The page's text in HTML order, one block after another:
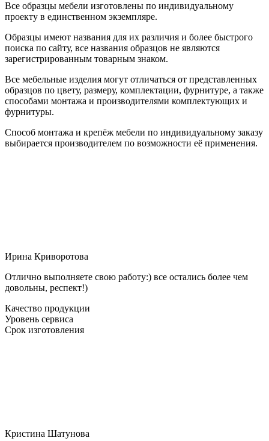
Все образцы мебели изготовлены по индивидуальному
проекту в единственном экземпляре.
Образцы имеют названия для их различия и более быстрого
поиска по сайту, все названия образцов не являются
зарегистрированным товарным знаком.
Все мебельные изделия могут отличаться от представленных
образцов по цвету, размеру, комплектации, фурнитуре, а также
способами монтажа и производителями комплектующих и
фурнитуры.
Способ монтажа и крепёж мебели по индивидуальному заказу
выбирается производителем по возможности её применения.
Ирина Криворотова
Отлично выполняете свою работу:) все остались более чем
довольны, респект!)
Качество продукции
Уровень сервиса
Срок изготовления
Кристина Шатунова